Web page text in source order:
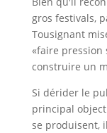
gros festivals,
Tousignant
«faire pression
construire un
Si dérider le
principal
se produisent,